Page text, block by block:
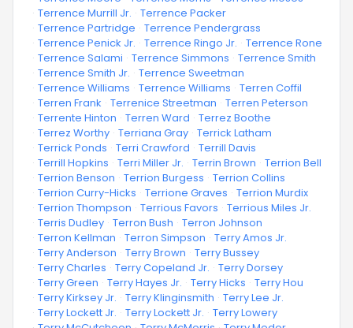
· Terrence Murrill Jr. · Terrence Packer
· Terrence Partridge · Terrence Pendergrass
· Terrence Penick Jr. · Terrence Ringo Jr. · Terrence Rone
· Terrence Salami · Terrence Simmons · Terrence Smith
· Terrence Smith Jr. · Terrence Sweetman
· Terrence Williams · Terrence Williams · Terren Coffil
· Terren Frank · Terrenice Streetman · Terren Peterson
· Terrente Hinton · Terren Ward · Terrez Boothe
· Terrez Worthy · Terriana Gray · Terrick Latham
· Terrick Ponds · Terri Crawford · Terrill Davis
· Terrill Hopkins · Terri Miller Jr. · Terrin Brown · Terrion Bell
· Terrion Benson · Terrion Burgess · Terrion Collins
· Terrion Curry-Hicks · Terrione Graves · Terrion Murdix
· Terrion Thompson · Terrious Favors · Terrious Miles Jr.
· Terris Dudley · Terron Bush · Terron Johnson
· Terron Kellman · Terron Simpson · Terry Amos Jr.
· Terry Anderson · Terry Brown · Terry Bussey
· Terry Charles · Terry Copeland Jr. · Terry Dorsey
· Terry Green · Terry Hayes Jr. · Terry Hicks · Terry Hou
· Terry Kirksey Jr. · Terry Klinginsmith · Terry Lee Jr.
· Terry Lockett Jr. · Terry Lockett Jr. · Terry Lowery